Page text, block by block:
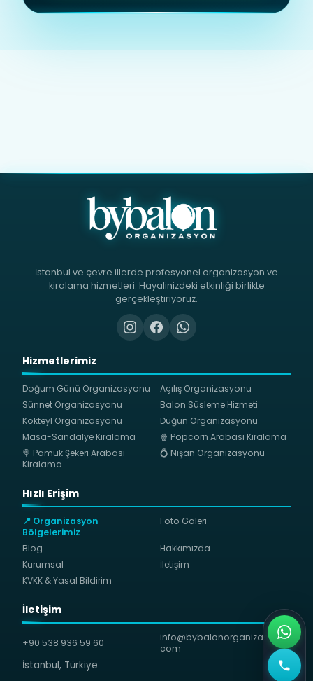
İstanbul ve çevre illerde profesyonel organizasyon ve
kiralama hizmetleri. Hayalinizdeki etkinliği birlikte
gerçekleştiriyoruz.
Hizmetlerimiz
Doğum Günü Organizasyonu
Açılış Organizasyonu
Sünnet Organizasyonu
Balon Süsleme Hizmeti
Kokteyl Organizasyonu
Düğün Organizasyonu
Masa-Sandalye Kiralama
🍿 Popcorn Arabası Kiralama
🍭 Pamuk Şekeri Arabası
Kiralama
💍 Nişan Organizasyonu
Hızlı Erişim
📍 Organizasyon
Bölgelerimiz
Foto Galeri
Blog
Hakkımızda
Kurumsal
İletişim
KVKK & Yasal Bildirim
İletişim
+90 538 936 59 60
info@bybalonorganizasyon.
com
İstanbul, Türkiye